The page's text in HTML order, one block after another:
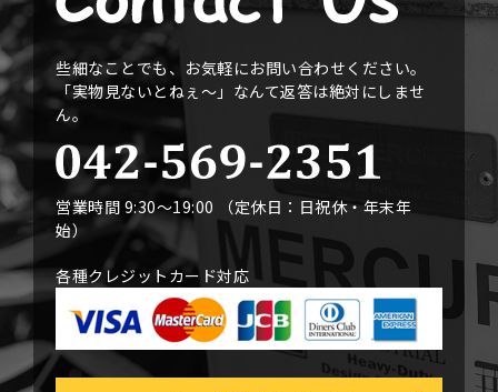
些細なことでも、お気軽にお問い合わせください。
「実物見ないとねぇ〜」なんて返答は絶対にしませ
ん。
営業時間 9:30〜19:00 （定休日：日祝休・年末年
始）
各種クレジットカード対応